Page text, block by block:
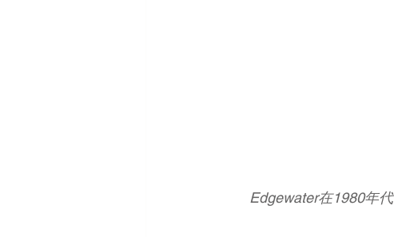
Edgewater在1980年